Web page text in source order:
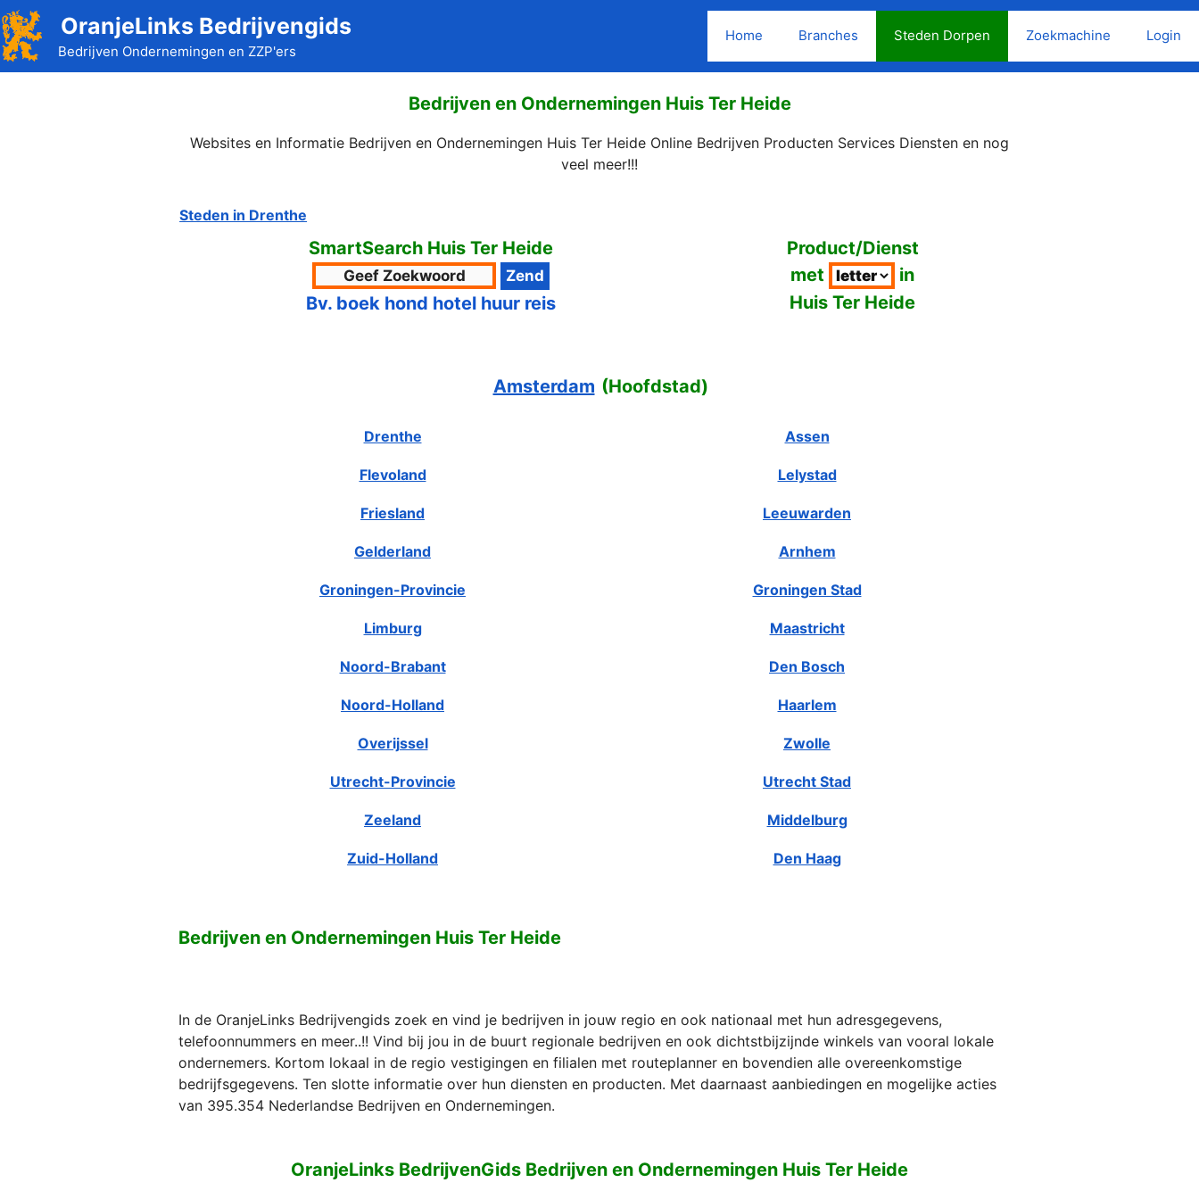
Ga
naar
de
inhoud
OranjeLinks Bedrijvengids
Bedrijven Ondernemingen en ZZP'ers
Home Branches Steden Dorpen Zoekmachine Login
Bedrijven en Ondernemingen Huis Ter Heide
Websites en Informatie Bedrijven en Ondernemingen Huis Ter Heide Online Bedrijven Producten Services Diensten en nog
veel meer!!!
Steden in Drenthe
SmartSearch Huis Ter Heide
Bv. boek hond hotel huur reis
Product/Dienst
met
in
Huis Ter Heide
Amsterdam (Hoofdstad)
Drenthe Assen
Flevoland Lelystad
Friesland Leeuwarden
Gelderland Arnhem
Groningen-Provincie Groningen Stad
Limburg Maastricht
Noord-Brabant Den Bosch
Noord-Holland Haarlem
Overijssel Zwolle
Utrecht-Provincie Utrecht Stad
Zeeland Middelburg
Zuid-Holland Den Haag
Bedrijven en Ondernemingen Huis Ter Heide
In de OranjeLinks Bedrijvengids zoek en vind je bedrijven in jouw regio en ook nationaal met hun adresgegevens,
telefoonnummers en meer..!! Vind bij jou in de buurt regionale bedrijven en ook dichtstbijzijnde winkels van vooral lokale
ondernemers. Kortom lokaal in de regio vestigingen en filialen met routeplanner en bovendien alle overeenkomstige
bedrijfsgegevens. Ten slotte informatie over hun diensten en producten. Met daarnaast aanbiedingen en mogelijke acties
van 395.354 Nederlandse Bedrijven en Ondernemingen.
OranjeLinks BedrijvenGids Bedrijven en Ondernemingen Huis Ter Heide